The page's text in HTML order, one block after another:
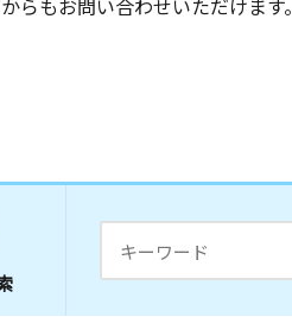
らもお問い合わせいただけます。